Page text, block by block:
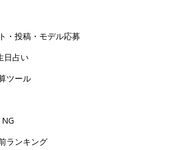
・投稿・モデル応募
日占い
ツール
ランキング